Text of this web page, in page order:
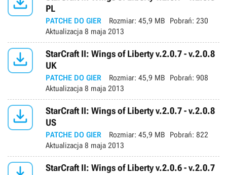
PL
PATCHE DO GIER Rozmiar: 45,9 MB Pobrań: 230
Aktualizacja 8 maja 2013

StarCraft II: Wings of Liberty v.2.0.7 - v.2.0.8
UK
PATCHE DO GIER Rozmiar: 45,9 MB Pobrań: 908
Aktualizacja 8 maja 2013

StarCraft II: Wings of Liberty v.2.0.7 - v.2.0.8
US
PATCHE DO GIER Rozmiar: 45,9 MB Pobrań: 822
Aktualizacja 8 maja 2013
StarCraft II: Wings of Liberty v.2.0.6 - v.2.0.7